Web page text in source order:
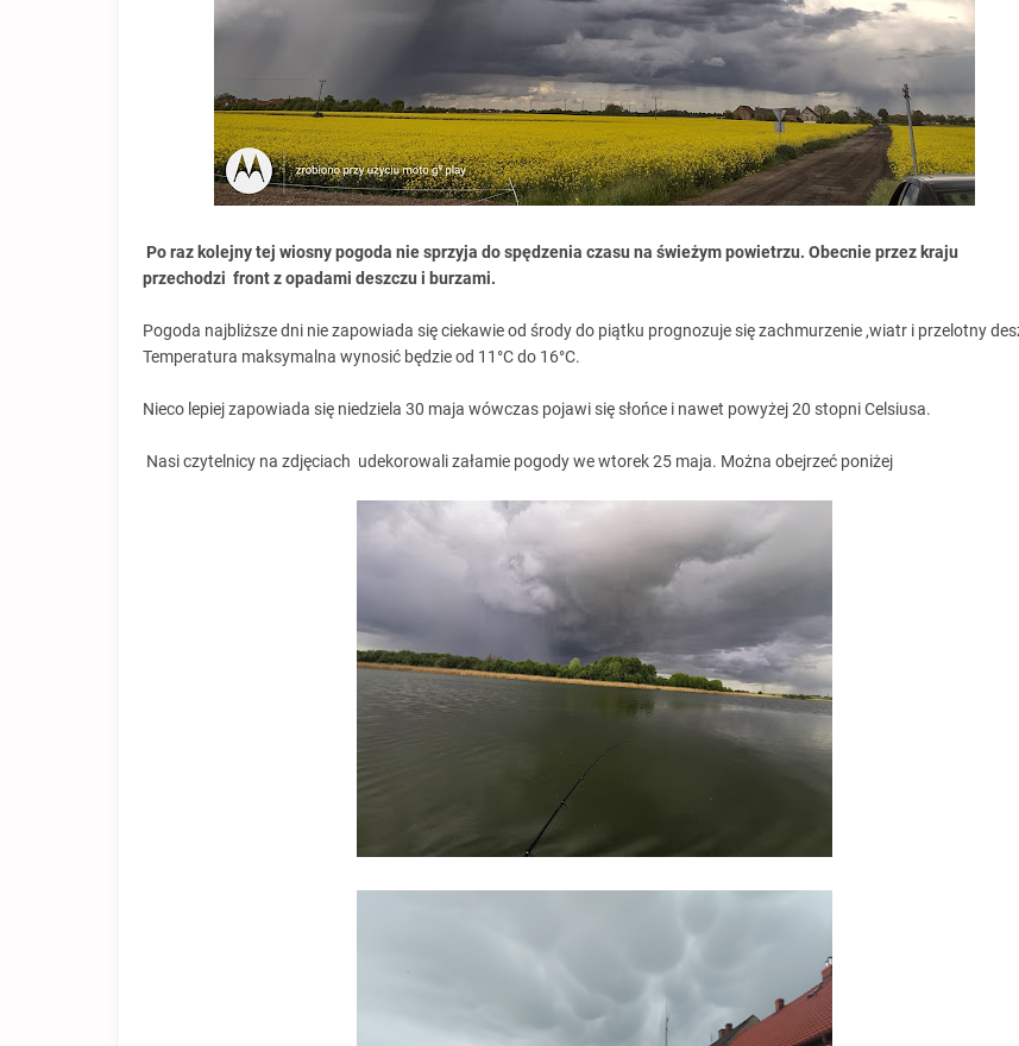
Po raz kolejny tej wiosny pogoda nie sprzyja do spędzenia czasu na świeżym powietrzu. Obecnie przez kraju
przechodzi front z opadami deszczu i burzami.
Pogoda najbliższe dni nie zapowiada się ciekawie od środy do piątku prognozuje się zachmurzenie ,wiatr i przelotny
Temperatura maksymalna wynosić będzie od 11°C do 16°C.
Nieco lepiej zapowiada się niedziela 30 maja wówczas pojawi się słońce i nawet powyżej 20 stopni Celsiusa.
Nasi czytelnicy na zdjęciach udekorowali załamie pogody we wtorek 25 maja. Można obejrzeć poniżej